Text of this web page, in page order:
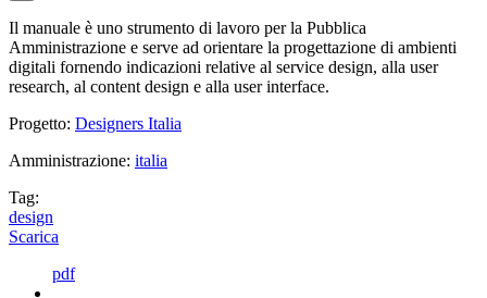
Il manuale è uno strumento di lavoro per la Pubblica
Amministrazione e serve ad orientare la progettazione di ambienti
digitali fornendo indicazioni relative al service design, alla user
research, al content design e alla user interface.
Progetto: Designers Italia
Amministrazione: italia
Tag:
design
Scarica
pdf